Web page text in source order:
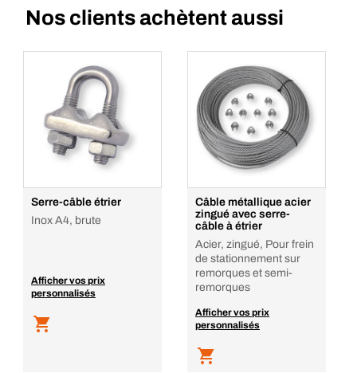
Nos clients achètent aussi
Serre-câble étrier
Inox A4, brute
Afficher vos prix
personnalisés
Câble métallique acier
zingué avec serre-
câble à étrier
Acier, zingué, Pour frein
de stationnement sur
remorques et semi-
remorques
Afficher vos prix
personnalisés